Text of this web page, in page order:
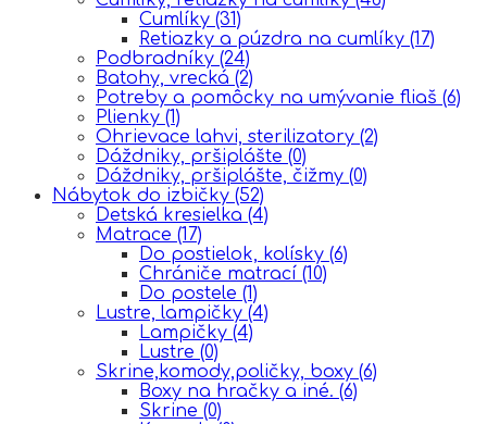
Cumlíky (31)
Retiazky a púzdra na cumlíky (17)
Podbradníky (24)
Batohy, vrecká (2)
Potreby a pomôcky na umývanie fliaš (6)
Plienky (1)
Ohrievace lahvi, sterilizatory (2)
Dáždniky, pršiplášte (0)
Dáždniky, pršiplášte, čižmy (0)
Nábytok do izbičky (52)
Detská kresielka (4)
Matrace (17)
Do postielok, kolísky (6)
Chrániče matrací (10)
Do postele (1)
Lustre, lampičky (4)
Lampičky (4)
Lustre (0)
Skrine,komody,poličky, boxy (6)
Boxy na hračky a iné. (6)
Skrine (0)